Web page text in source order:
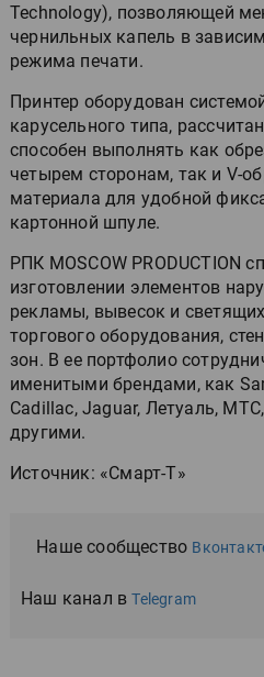
Technology), позволяющей
чернильных капель в
режима печати.
Принтер оборудован
карусельного типа,
способен выполнять как
четырем сторонам, так и V-
материала для удобной
картонной шпуле.
РПК MOSCOW PRODUCTION
изготовлении элементов
рекламы, вывесок и
торгового оборудования,
зон. В ее портфолио
именитыми брендами, как
Cadillac, Jaguar, Летуаль,
другими.
Источник: «Смарт-Т»
Наше сообщество
Наш канал вTelegram